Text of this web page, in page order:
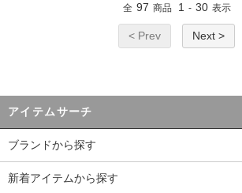
全 97 商品 1 - 30 表示
< Prev Next >
アイテムサーチ
ブランドから探す
新着アイテムから探す